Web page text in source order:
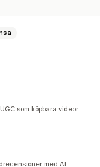
som köpbara videor
med AI.